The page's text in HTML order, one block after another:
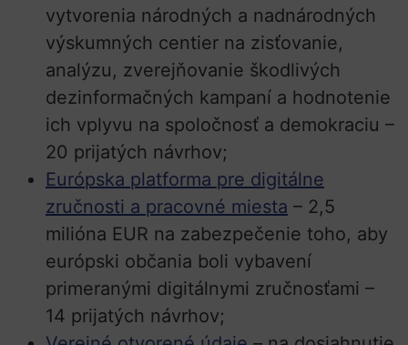
vytvorenia národných a nadnárodných
výskumných centier na zisťovanie,
analýzu, zverejňovanie škodlivých
dezinformačných kampaní a hodnotenie
ich vplyvu na spoločnosť a demokraciu –
20 prijatých návrhov;
Európska platforma pre digitálne
zručnosti a pracovné miesta – 2,5
milióna EUR na zabezpečenie toho, aby
európski občania boli vybavení
primeranými digitálnymi zručnosťami –
14 prijatých návrhov;